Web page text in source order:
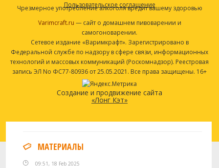
Пользовательское соглашение
Чрезмерное употребление алкоголя вредит вашему здоровью
Varimcraft.ru — сайт о домашнем пивоварении и
самогоноварении.
Сетевое издание «Варимкрафт». Зарегистрировано в
Федеральной службе по надзору в сфере связи, информационных
технологий и массовых коммуникаций (Роскомнадзор). Реестровая
запись ЭЛ No ФС77-80936 от 25.05.2021. Все права защищены. 16+
Создание и продвижение сайта
«Лонг Кэт»
МАТЕРИАЛЫ
09:51, 18 Feb 2025